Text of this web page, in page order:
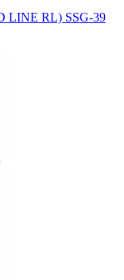
LINE RL) SSG-39